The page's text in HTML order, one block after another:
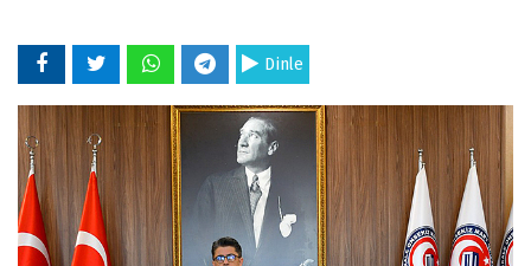
Dinle